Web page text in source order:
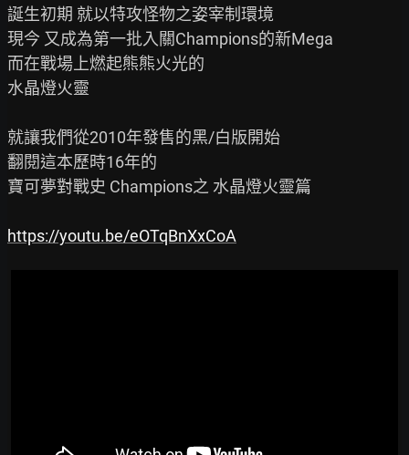
誕生初期 就以特攻怪物之姿宰制環境
現今 又成為第一批入關Champions的新Mega
而在戰場上燃起熊熊火光的
水晶燈火靈
就讓我們從2010年發售的黑/白版開始
翻閱這本歷時16年的
寶可夢對戰史 Champions之 水晶燈火靈篇
https://youtu.be/eOTqBnXxCoA